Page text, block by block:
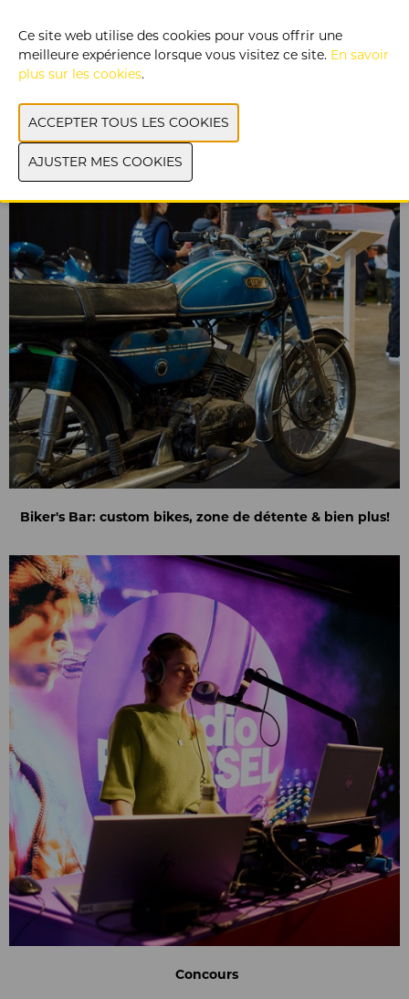
Cuts & shaves
Biker's Bar: custom bikes, zone de détente & bien plus!
Concours
Ce site web utilise des cookies pour vous offrir une
meilleure expérience lorsque vous visitez ce site. En savoir
plus sur les cookies.